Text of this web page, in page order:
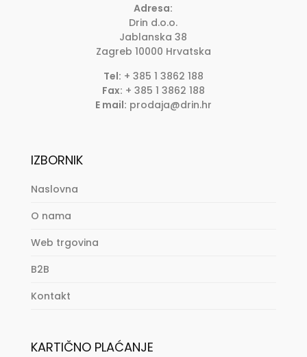
Adresa:
Drin d.o.o.
Jablanska 38
Zagreb 10000 Hrvatska
Tel: + 385 1 3862 188
Fax: + 385 1 3862 188
E mail: prodaja@drin.hr
IZBORNIK
Naslovna
O nama
Web trgovina
B2B
Kontakt
KARTIČNO PLAĆANJE